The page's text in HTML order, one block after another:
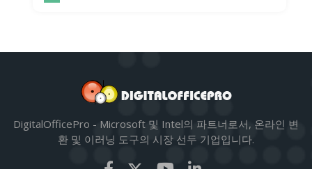
DigitalOfficePro - Microsoft 및 Intel의 파트너로서, 온라인 변
환 및 이러닝 도구의 시장 선두 기업입니다.